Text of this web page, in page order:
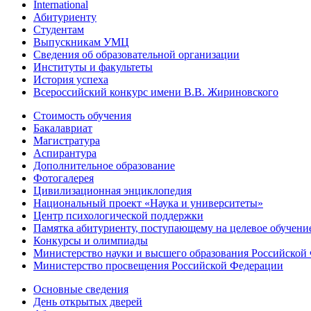
International
Абитуриенту
Студентам
Выпускникам УМЦ
Сведения об образовательной организации
Институты и факультеты
История успеха
Всероссийский конкурс имени В.В. Жириновского
Стоимость обучения
Бакалавриат
Магистратура
Аспирантура
Дополнительное образование
Фотогалерея
Цивилизационная энциклопедия
Национальный проект «Наука и университеты»
Центр психологической поддержки
Памятка абитуриенту, поступающему на целевое
Конкурсы и олимпиады
Министерство науки и высшего образования
Министерство просвещения Российской Федерации
Основные сведения
День открытых дверей